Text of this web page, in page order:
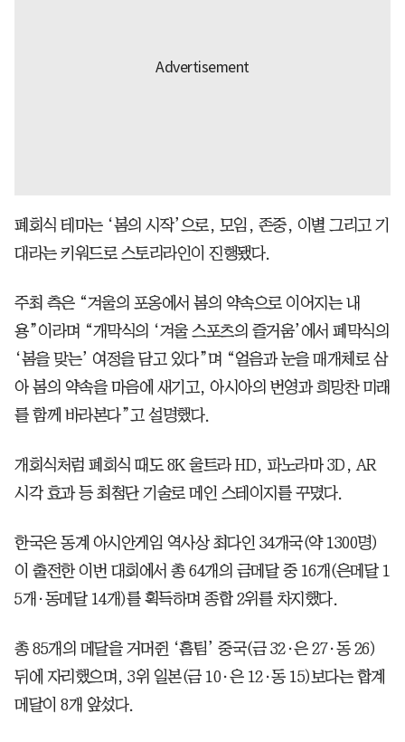
폐회식 테마는 ‘봄의 시작’으로, 모임, 존중, 이별 그리고 기
대라는 키워드로 스토리라인이 진행됐다.
주최 측은 “겨울의 포옹에서 봄의 약속으로 이어지는 내
용”이라며 “개막식의 ‘겨울 스포츠의 즐거움’에서 폐막식의
‘봄을 맞는’ 여정을 담고 있다”며 “얼음과 눈을 매개체로 삼
아 봄의 약속을 마음에 새기고, 아시아의 번영과 희망찬 미래
를 함께 바라본다”고 설명했다.
개회식처럼 폐회식 때도 8K 울트라 HD, 파노라마 3D, AR
시각 효과 등 최첨단 기술로 메인 스테이지를 꾸몄다.
한국은 동계 아시안게임 역사상 최다인 34개국(약 1300명)
이 출전한 이번 대회에서 총 64개의 금메달 중 16개(은메달 1
5개·동메달 14개)를 획득하며 종합 2위를 차지했다.
총 85개의 메달을 거머쥔 ‘홈팀’ 중국(금 32·은 27·동 26)
뒤에 자리했으며, 3위 일본(금 10·은 12·동 15)보다는 합계
메달이 8개 앞섰다.